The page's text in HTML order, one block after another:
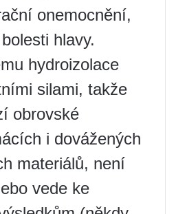
onemocnění,
hlavy.
hydroizolace
silami, takže
obrovské
i dovážených
materiálů, není
vede ke